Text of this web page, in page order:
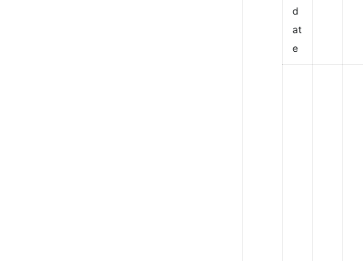
d
at
e